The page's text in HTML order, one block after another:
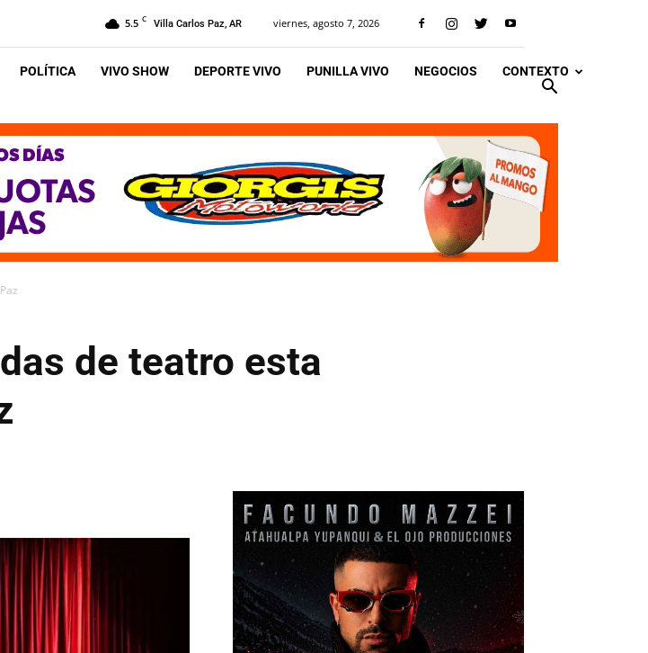
5.5 C Villa Carlos Paz, AR viernes, agosto 7, 2026
POLÍTICA VIVO SHOW DEPORTE VIVO PUNILLA VIVO NEGOCIOS CONTEXTO
de teatro esta